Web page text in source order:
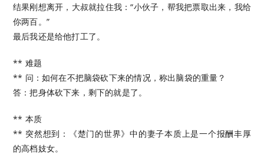
结果刚想离开，大叔就拉住我：“小伙子，帮我把票取出来，我给
你两百。”
最后我还是给他打工了。
** 难题
** 问：如何在不把脑袋砍下来的情况，称出脑袋的重量？
答：把身体砍下来，剩下的就是了。
** 本质
** 突然想到：《楚门的世界》中的妻子本质上是一个报酬丰厚
的高档妓女。